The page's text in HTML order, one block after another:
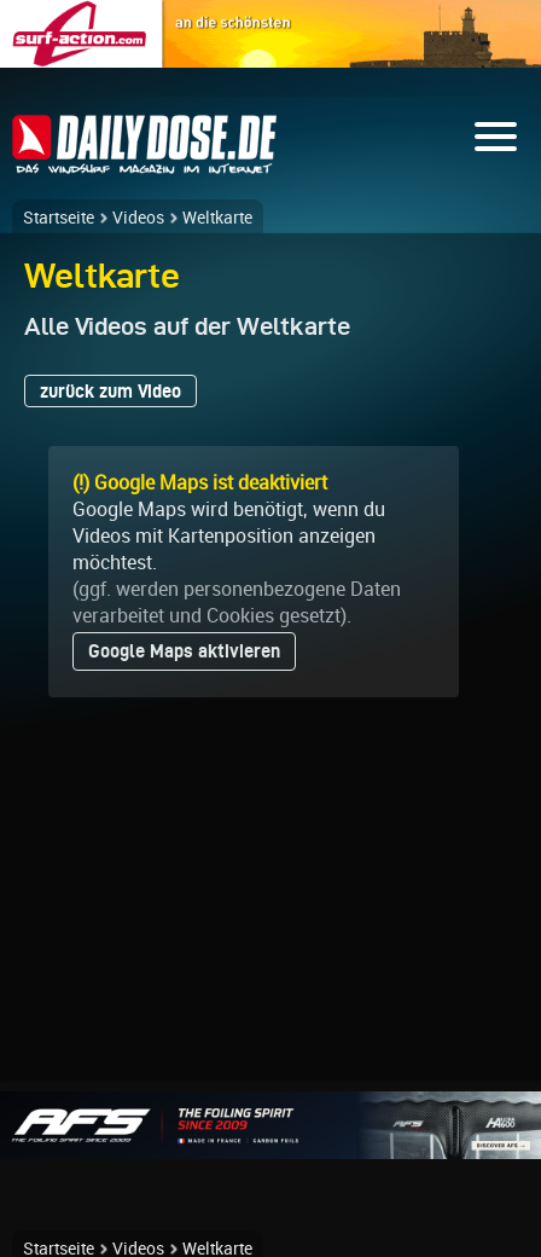
Startseite Videos Weltkarte
Weltkarte
Alle Videos auf der Weltkarte
zurück zum Video
(!) Google Maps ist deaktiviert
Google Maps wird benötigt, wenn du
Videos mit Kartenposition anzeigen
möchtest.
(ggf. werden personen­bezogene Daten
verarbeitet und Cookies gesetzt).
Google Maps aktivieren
Startseite Videos Weltkarte